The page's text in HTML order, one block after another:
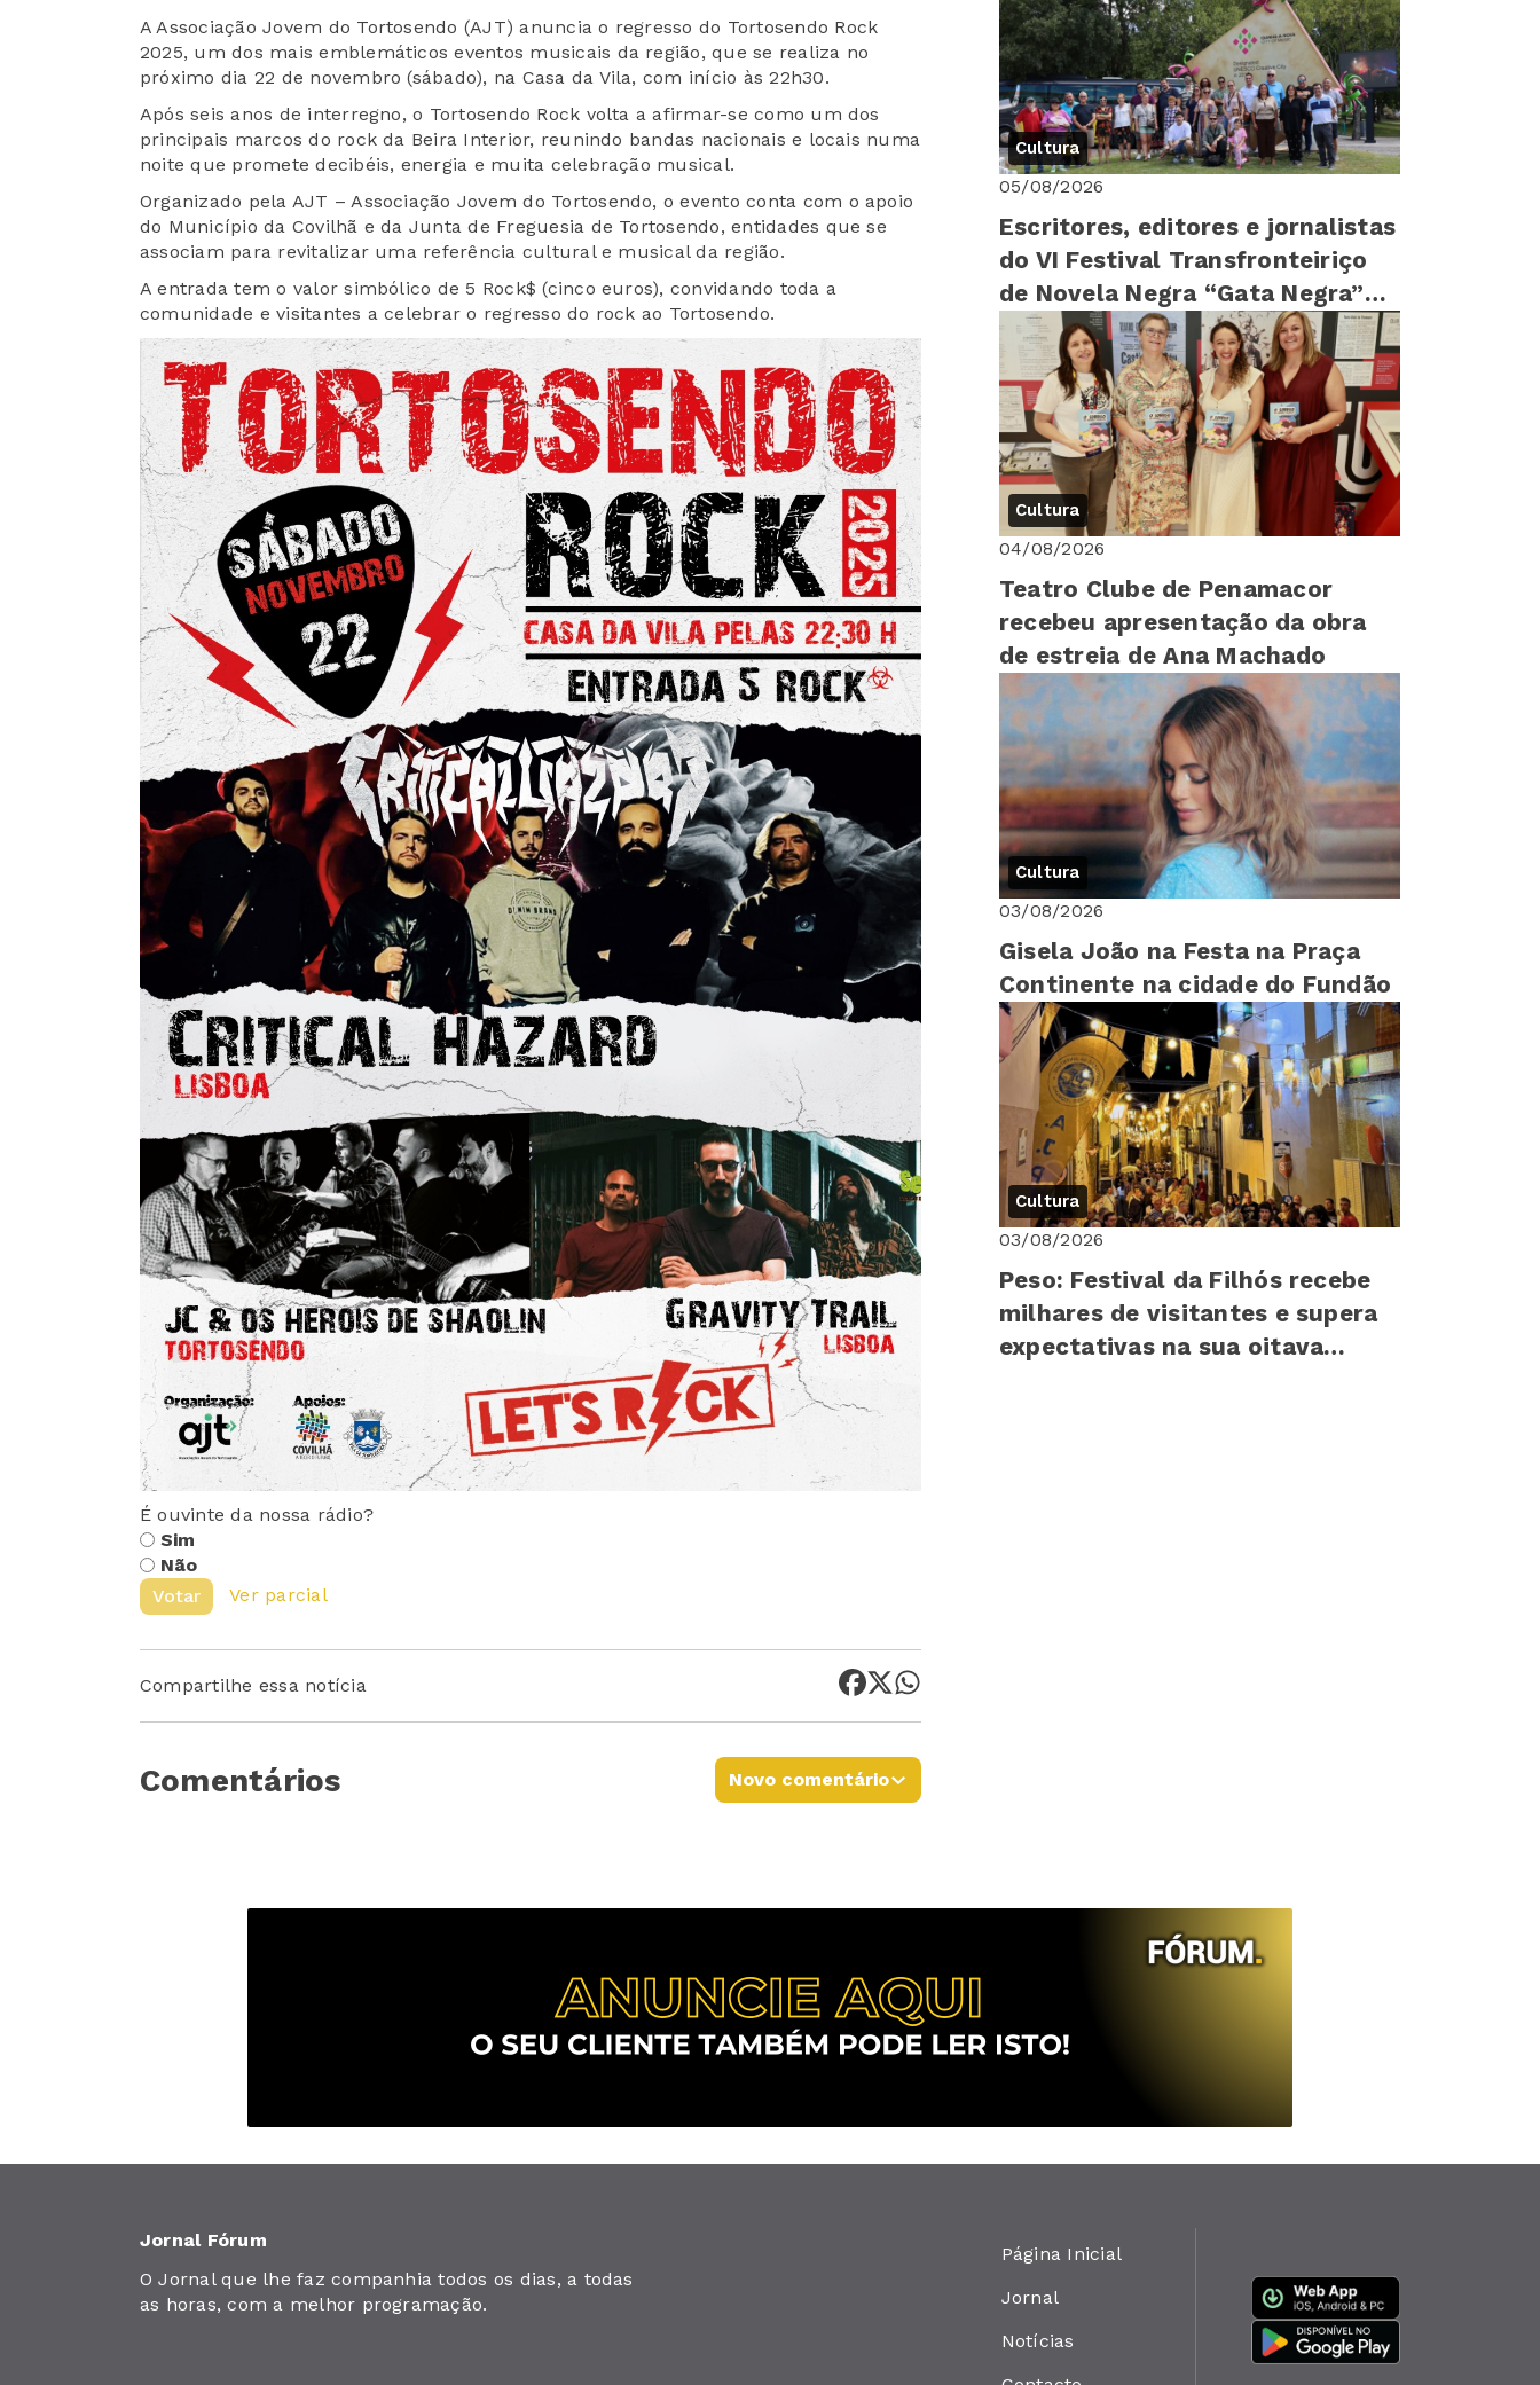
A Associação Jovem do Tortosendo (AJT) anuncia o regresso do Tortosendo Rock
2025, um dos mais emblemáticos eventos musicais da região, que se realiza no
próximo dia 22 de novembro (sábado), na Casa da Vila, com início às 22h30.
Após seis anos de interregno, o Tortosendo Rock volta a afirmar-se como um dos
principais marcos do rock da Beira Interior, reunindo bandas nacionais e locais numa
noite que promete decibéis, energia e muita celebração musical.
Organizado pela AJT – Associação Jovem do Tortosendo, o evento conta com o apoio
do Município da Covilhã e da Junta de Freguesia de Tortosendo, entidades que se
associam para revitalizar uma referência cultural e musical da região.
A entrada tem o valor simbólico de 5 Rock$ (cinco euros), convidando toda a
comunidade e visitantes a celebrar o regresso do rock ao Tortosendo.
É ouvinte da nossa rádio?
Sim
Não
Votar
Ver parcial
Compartilhe essa notícia
Comentários Novo comentário
Cultura
05/08/2026
Escritores, editores e jornalistas
do VI Festival Transfronteiriço
de Novela Negra “Gata Negra”
visitam Idanha-a-Nova
Cultura
04/08/2026
Teatro Clube de Penamacor
recebeu apresentação da obra
de estreia de Ana Machado
Cultura
03/08/2026
Gisela João na Festa na Praça
Continente na cidade do Fundão
Cultura
03/08/2026
Peso: Festival da Filhós recebe
milhares de visitantes e supera
expectativas na sua oitava
Jornal Fórum
O Jornal que lhe faz companhia todos os dias, a todas
as horas, com a melhor programação.
Página Inicial
Jornal
Notícias